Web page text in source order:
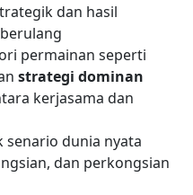
dan hasil
permainan seperti
strategi dominan
kerjasama dan
senario dunia nyata
dan perkongsian